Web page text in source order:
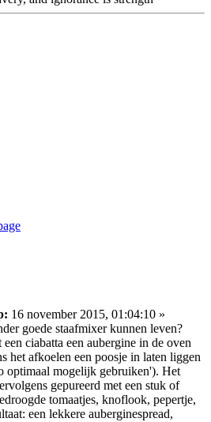
16 november 2015, 01:04:10 »
goede staafmixer kunnen leven?
ciabatta een aubergine in de oven
het afkoelen een poosje in laten liggen
optimaal mogelijk gebruiken'). Het
gepureerd met een stuk of
tomaatjes, knoflook, pepertje,
een lekkere auberginespread,